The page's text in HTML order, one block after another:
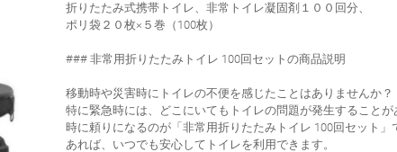
折りたたみ式携帯トイレ、非常トイレ凝固剤１００回分、
ポリ袋２０枚×５巻（100枚）
### 非常用折りたたみトイレ 100回セットの商品説明
移動時や災害時にトイレの不便を感じたことはありませんか？
特に緊急時には、どこにいてもトイレの問題が発生することが
時に頼りになるのが「非常用折りたたみトイレ 100回セット」
あれば、いつでも安心してトイレを利用できます。